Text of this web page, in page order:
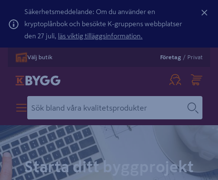
Säkerhetsmeddelande: Om du använder en
kryptoplånbok och besökte K-gruppens webbplatser
den 27 juli, läs viktig tilläggsinformation.
Välj butik Företag / Privat
Starta ditt byggprojekt